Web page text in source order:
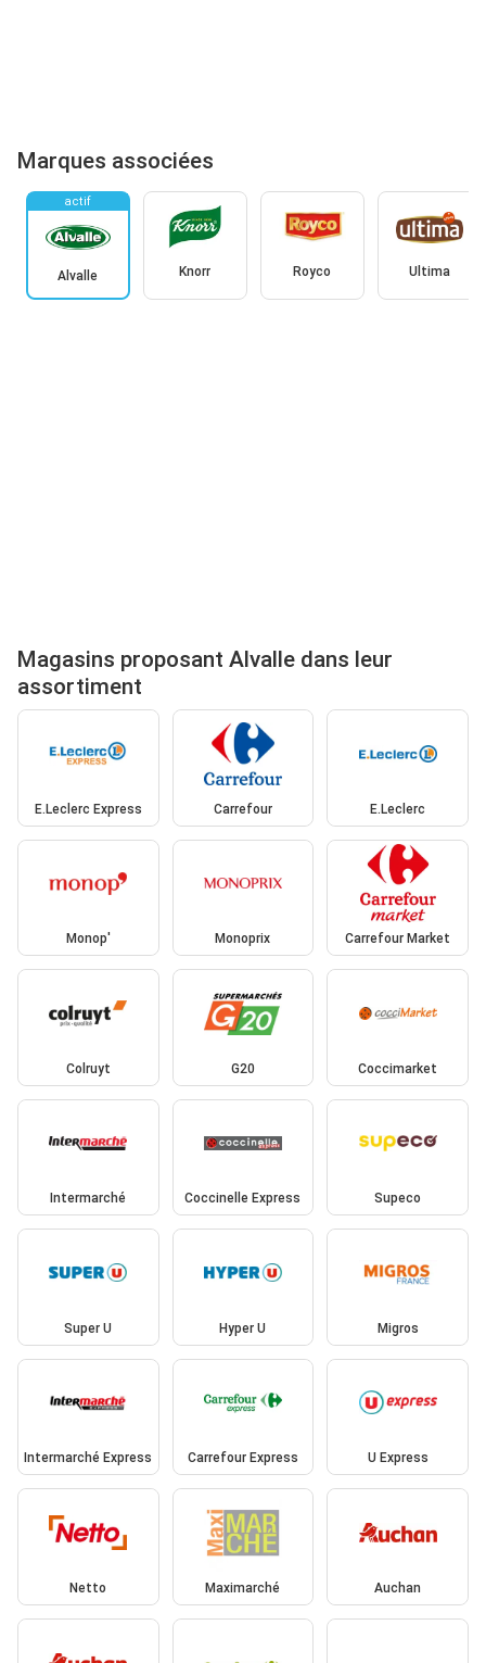
Marques associées
actif
Alvalle Knorr Royco Ultima
Magasins proposant Alvalle dans leur
assortiment
E.Leclerc Express Carrefour E.Leclerc
Monop' Monoprix Carrefour Market
Colruyt G20 Coccimarket
Intermarché Coccinelle Express Supeco
Super U Hyper U Migros
Intermarché Express Carrefour Express U Express
Netto Maximarché Auchan